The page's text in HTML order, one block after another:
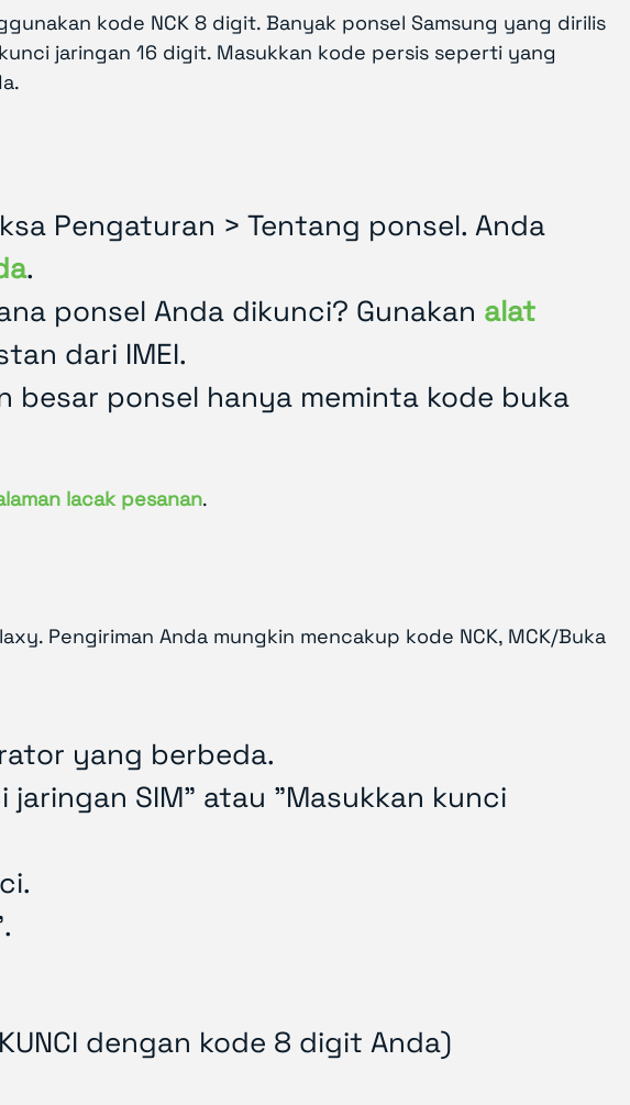
kode NCK 8 digit. Banyak ponsel Samsung yang dirilis
jaringan 16 digit. Masukkan kode persis seperti yang
Pengaturan > Tentang ponsel. Anda
.
ponsel Anda dikunci? Gunakan alat
dari IMEI.
besar ponsel hanya meminta kode buka
lacak pesanan.
Pengiriman Anda mungkin mencakup kode NCK, MCK/Buka
yang berbeda.
jaringan SIM" atau "Masukkan kunci
dengan kode 8 digit Anda)